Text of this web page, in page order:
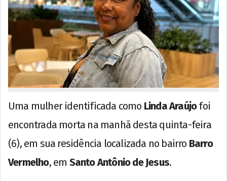
Uma mulher identificada como Linda Araújofoi
encontrada morta na manhã desta quinta-feira
(6), em sua residência localizada no bairro Barro
Vermelho, em Santo Antônio de Jesus.